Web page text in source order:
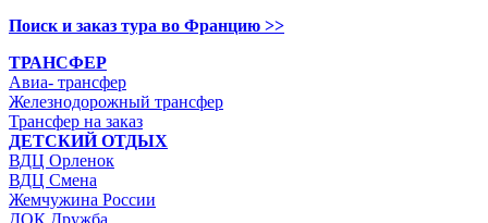
Поиск и заказ тура во Францию >>
ТРАНСФЕР
Авиа- трансфер
Железнодорожный трансфер
Трансфер на заказ
ДЕТСКИЙ ОТДЫХ
ВДЦ Орленок
ВДЦ Смена
Жемчужина России